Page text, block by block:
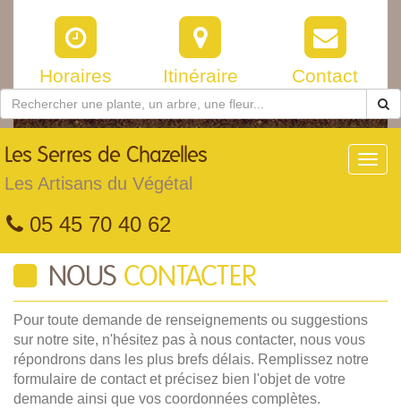
Horaires Itinéraire Contact
Les Serres de Chazelles
Les Artisans du Végétal
05 45 70 40 62
NOUS CONTACTER
Pour toute demande de renseignements ou suggestions
sur notre site, n'hésitez pas à nous contacter, nous vous
répondrons dans les plus brefs délais. Remplissez notre
formulaire de contact et précisez bien l'objet de votre
demande ainsi que vos coordonnées complètes.